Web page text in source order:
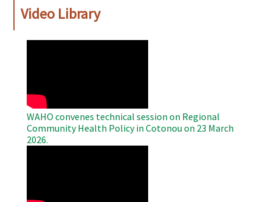
Video Library
WAHO convenes technical session on Regional
Community Health Policy in Cotonou on 23 March
2026.